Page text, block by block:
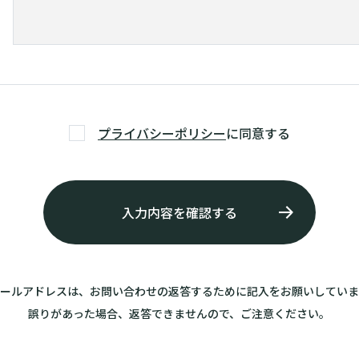
プライバシーポリシーに同意する
ルアドレスは、お問い合わせの返答するために記入をお願いしてい
誤りがあった場合、返答できませんので、ご注意ください。